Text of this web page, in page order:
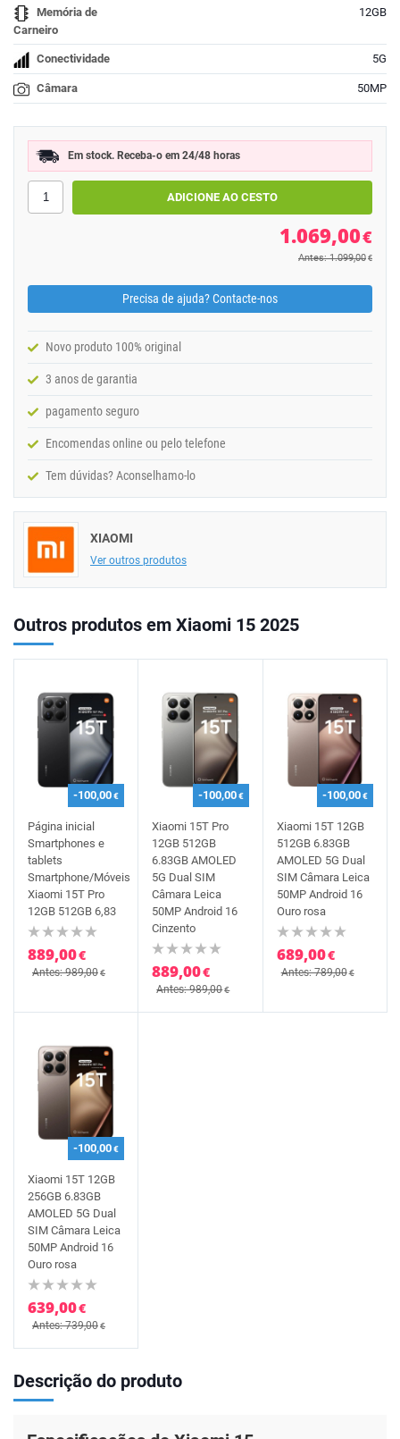
Memória de
Carneiro
12GB
Conectividade 5G
Câmara 50MP
Em stock. Receba-o em 24/48 horas
1.069,00€
Antes: 1.099,00 €
Precisa de ajuda? Contacte-nos
Novo produto 100% original
3 anos de garantia
pagamento seguro
Encomendas online ou pelo telefone
Tem dúvidas? Aconselhamo-lo
XIAOMI
Ver outros produtos
Outros produtos em Xiaomi 15 2025
-100,00€
Página inicial
Smartphones e
tablets
Smartphone/Móveis
Xiaomi 15T Pro
12GB 512GB 6,83
889,00€
Antes: 989,00€
-100,00€
Xiaomi 15T Pro
12GB 512GB
6.83GB AMOLED
5G Dual SIM
Câmara Leica
50MP Android 16
Cinzento
889,00€
Antes: 989,00€
-100,00€
Xiaomi 15T 12GB
512GB 6.83GB
AMOLED 5G Dual
SIM Câmara Leica
50MP Android 16
Ouro rosa
689,00€
Antes: 789,00€
-100,00€
Xiaomi 15T 12GB
256GB 6.83GB
AMOLED 5G Dual
SIM Câmara Leica
50MP Android 16
Ouro rosa
639,00€
Antes: 739,00€
Descrição do produto